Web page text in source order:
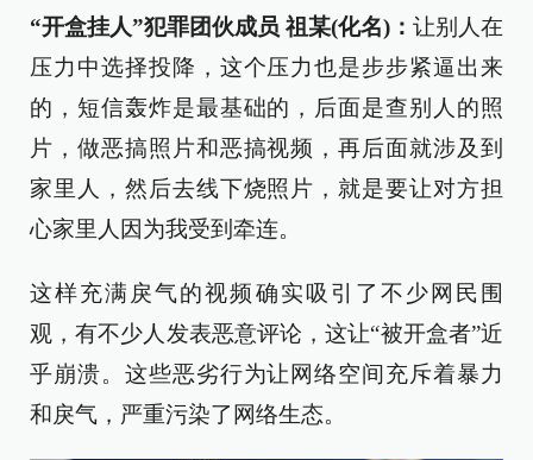
“开盒挂人”犯罪团伙成员 祖某(化名) ： 让别人在
压力中选择投降，这个压力也是步步紧逼出来
的，短信轰炸是最基础的，后面是查别人的照
片，做恶搞照片和恶搞视频，再后面就涉及到
家里人，然后去线下烧照片，就是要让对方担
心家里人因为我受到牵连。
这样充满戾气的视频确实吸引了不少网民围
观，有不少人发表恶意评论，这让“被开盒者”近
乎崩溃。这些恶劣行为让网络空间充斥着暴力
和戾气，严重污染了网络生态。